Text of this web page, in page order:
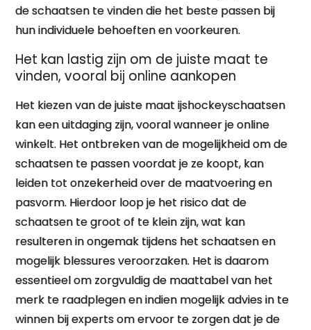
de schaatsen te vinden die het beste passen bij
hun individuele behoeften en voorkeuren.
Het kan lastig zijn om de juiste maat te
vinden, vooral bij online aankopen
Het kiezen van de juiste maat ijshockeyschaatsen
kan een uitdaging zijn, vooral wanneer je online
winkelt. Het ontbreken van de mogelijkheid om de
schaatsen te passen voordat je ze koopt, kan
leiden tot onzekerheid over de maatvoering en
pasvorm. Hierdoor loop je het risico dat de
schaatsen te groot of te klein zijn, wat kan
resulteren in ongemak tijdens het schaatsen en
mogelijk blessures veroorzaken. Het is daarom
essentieel om zorgvuldig de maattabel van het
merk te raadplegen en indien mogelijk advies in te
winnen bij experts om ervoor te zorgen dat je de